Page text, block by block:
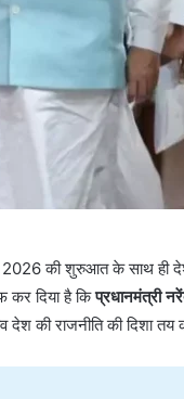
की शुरुआत के साथ ही देश
कर दिया है किप्रधानमंत्री
देश की राजनीति की दिशा